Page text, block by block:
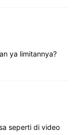
ya limitannya?
seperti di video